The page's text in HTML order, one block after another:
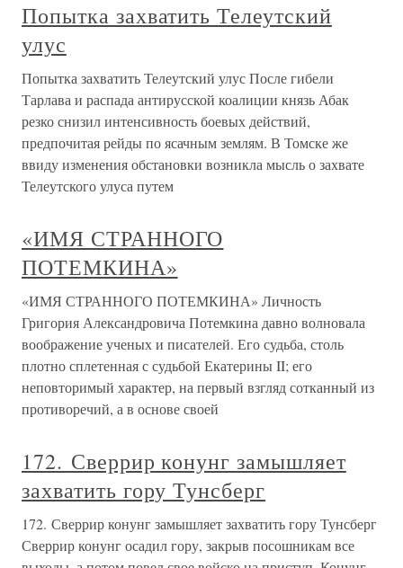
Попытка захватить Телеутский
улус
Попытка захватить Телеутский улус После гибели
Тарлава и распада антирусской коалиции князь Абак
резко снизил интенсивность боевых действий,
предпочитая рейды по ясачным землям. В Томске же
ввиду изменения обстановки возникла мысль о захвате
Телеутского улуса путем
«ИМЯ СТРАННОГО
ПОТЕМКИНА»
«ИМЯ СТРАННОГО ПОТЕМКИНА» Личность
Григория Александровича Потемкина давно волновала
воображение ученых и писателей. Его судьба, столь
плотно сплетенная с судьбой Екатерины II; его
неповторимый характер, на первый взгляд сотканный из
противоречий, а в основе своей
172. Сверрир конунг замышляет
захватить гору Тунсберг
172. Сверрир конунг замышляет захватить гору Тунсберг
Сверрир конунг осадил гору, закрыв посошникам все